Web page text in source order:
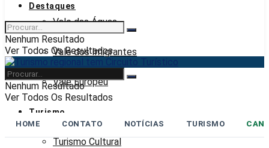
Vale das Águas
Vale dos Imigrantes
Vale Europeu
Turismo
Turismo Cultural
Destaques
Nenhum Resultado
Ver Todos Os Resultados
Nenhum Resultado
Ver Todos Os Resultados
HOME CONTATO NOTÍCIAS TURISMO